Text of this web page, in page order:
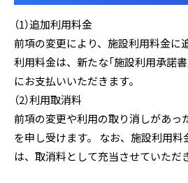
（1）追加利用料金
前項の変更により、施設利用料金に
利用料金は、新たな「施設利用承諾
にお支払いいただきます。
（2）利用取消料
前項の変更や利用の取り消しがあっ
を申し受けます。 なお、施設利用
は、取消料として充当させていただ